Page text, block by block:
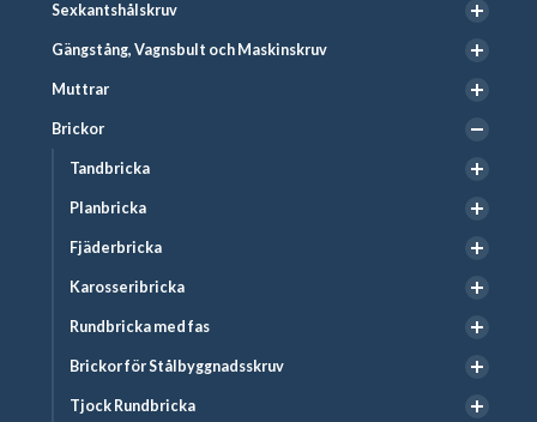
Sexkantshålskruv
Gängstång, Vagnsbult och Maskinskruv
Muttrar
Brickor
Tandbricka
Planbricka
Fjäderbricka
Karosseribricka
Rundbricka med fas
Brickor för Stålbyggnadsskruv
Tjock Rundbricka